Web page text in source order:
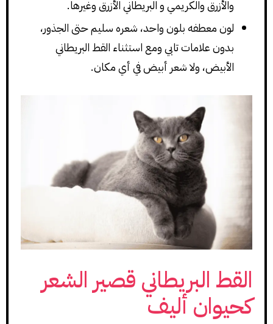
والأزرق والكريمي و البريطاني الأزرق وغيرها.
لون معطفه بلون واحد، شعره سليم حتى الجذور،
بدون علامات تابي ومع استثناء القط البريطاني
الأبيض، ولا شعر أبيض في أي مكان.
القط البريطاني قصير الشعر
كحيوان أليف